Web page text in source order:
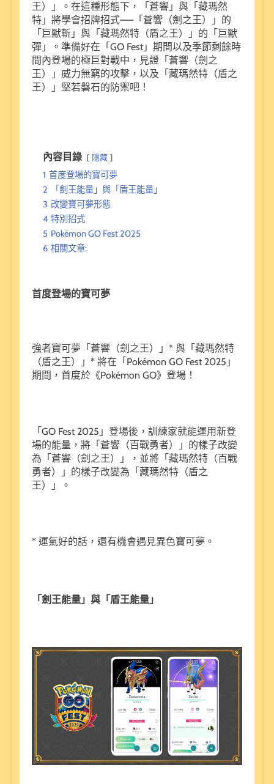
王）」。在這種形態下，「蒼響」與「藏瑪然
特」將學會招牌招式——「蒼響（劍之王）」的
「巨獸斬」與「藏瑪然特（盾之王）」的「巨獸
彈」。準備好在「GO Fest」期間以及季節剩餘時
間內登場的極巨對戰中，見證「蒼響（劍之
王）」威力無窮的攻擊，以及「藏瑪然特（盾之
王）」堅若磐石的防禦吧！
內容目錄 隱藏
1 首度登場的寶可夢
2
「劍王能量」與「盾王能量」
3 改變寶可夢形態
4 特別招式
5 Pokémon GO Fest 2025
6 相關文章:
首度登場的寶可夢
強者寶可夢「蒼響（劍之王）」* 與「藏瑪然特
（盾之王）」* 將在「Pokémon GO Fest 2025」
期間，首度於《Pokémon GO》登場！
「GO Fest 2025」登場後，訓練家就能運用新登
場的能量，將「蒼響（百戰勇者）」的樣子改變
為「蒼響（劍之王）」，並將「藏瑪然特（百戰
勇者）」的樣子改變為「藏瑪然特（盾之
王）」。
* 運氣好的話，還有機會遇見異色寶可夢。
「劍王能量」與「盾王能量」